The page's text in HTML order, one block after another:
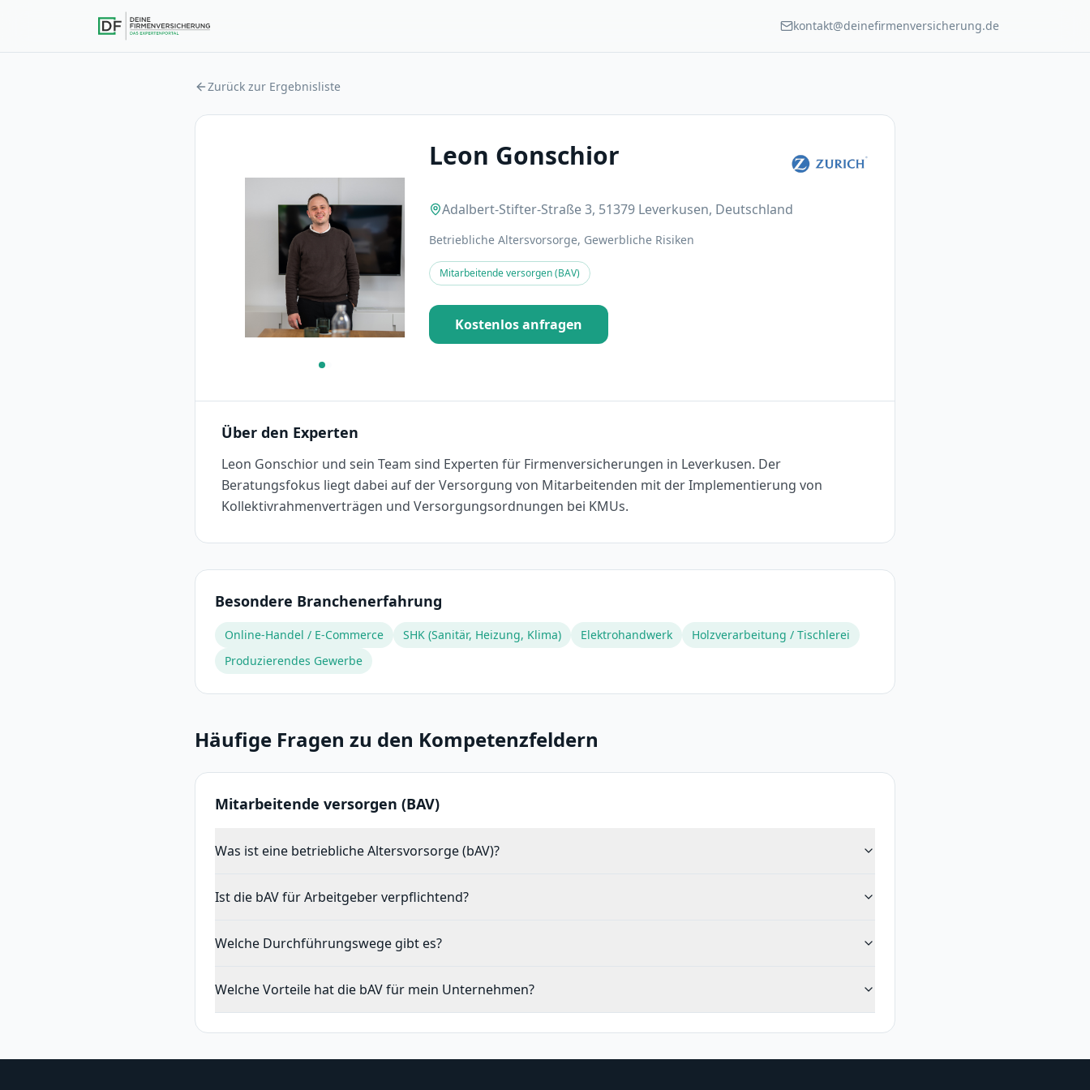
kontakt@deinefirmenversicherung.de
Zurück zur Ergebnisliste
Leon Gonschior
Adalbert-Stifter-Straße 3, 51379 Leverkusen, Deutschland
Betriebliche Altersvorsorge, Gewerbliche Risiken
Mitarbeitende versorgen (BAV)
Kostenlos anfragen
Über den Experten
Leon Gonschior und sein Team sind Experten für Firmenversicherungen in Leverkusen. Der
Beratungsfokus liegt dabei auf der Versorgung von Mitarbeitenden mit der Implementierung von
Kollektivrahmenverträgen und Versorgungsordnungen bei KMUs.
Besondere Branchenerfahrung
Online-Handel / E-Commerce SHK (Sanitär, Heizung, Klima) Elektrohandwerk
Holzverarbeitung / Tischlerei
Produzierendes Gewerbe
Häufige Fragen zu den Kompetenzfeldern
Mitarbeitende versorgen (BAV)
Was ist eine betriebliche Altersvorsorge (bAV)?
Ist die bAV für Arbeitgeber verpflichtend?
Welche Durchführungswege gibt es?
Welche Vorteile hat die bAV für mein Unternehmen?